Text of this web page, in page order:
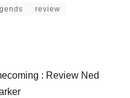
review
: Review Ned